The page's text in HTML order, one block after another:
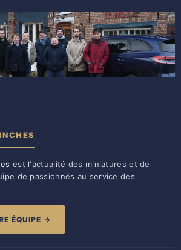
est l'actualité des miniatures et de
de passionnés au service des
ÉQUIPE →